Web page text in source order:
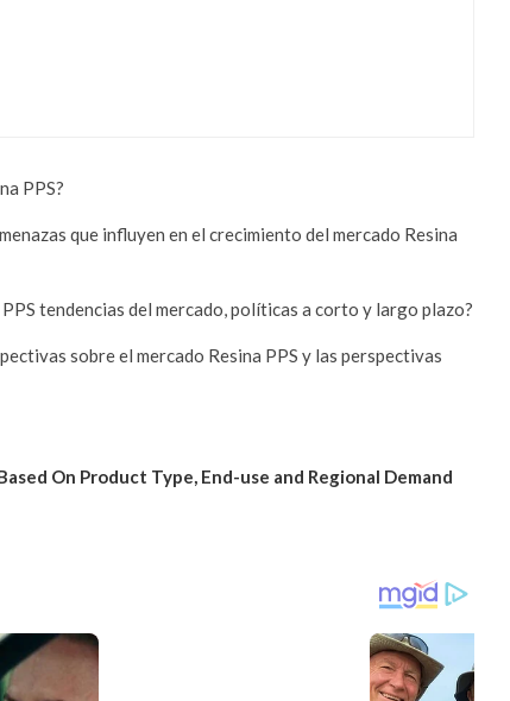
PPS?
que influyen en el crecimiento del mercado Resina
tendencias del mercado, políticas a corto y largo plazo?
sobre el mercado Resina PPS y las perspectivas
On Product Type, End-use and Regional Demand